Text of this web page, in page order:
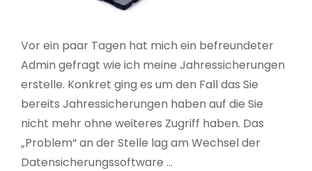
Vor ein paar Tagen hat mich ein befreundeter
Admin gefragt wie ich meine Jahressicherungen
erstelle. Konkret ging es um den Fall das Sie
bereits Jahressicherungen haben auf die Sie
nicht mehr ohne weiteres Zugriff haben. Das
„Problem“ an der Stelle lag am Wechsel der
Datensicherungssoftware …